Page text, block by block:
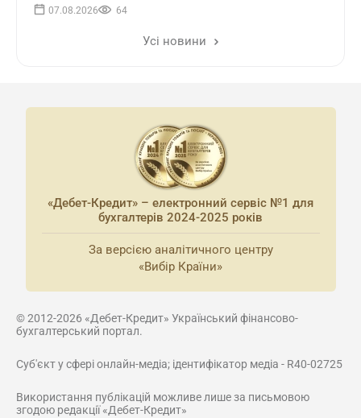
07.08.2026 64
Усі новини
«Дебет-Кредит» – електронний сервіс №1 для
бухгалтерів 2024-2025 років
За версією аналітичного центру
«Вибір Країни»
© 2012-2026 «Дебет-Кредит» Український фінансово-
бухгалтерський портал.
Суб'єкт у сфері онлайн-медіа; ідентифікатор медіа - R40-02725
Використання публікацій можливе лише за письмовою
згодою редакції «Дебет-Кредит»